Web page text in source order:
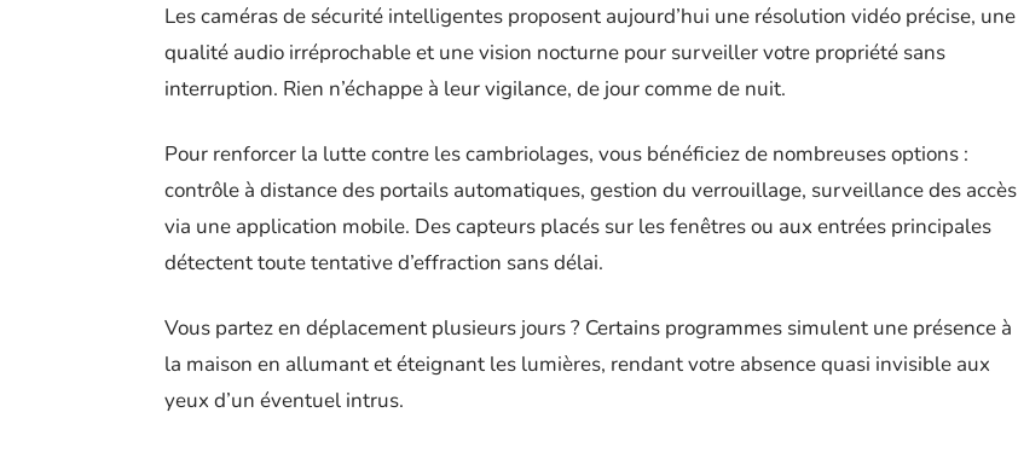
Les caméras de sécurité intelligentes proposent aujourd’hui une résolution vidéo précise, une
qualité audio irréprochable et une vision nocturne pour surveiller votre propriété sans
interruption. Rien n’échappe à leur vigilance, de jour comme de nuit.
Pour renforcer la lutte contre les cambriolages, vous bénéficiez de nombreuses options :
contrôle à distance des portails automatiques, gestion du verrouillage, surveillance des accès
via une application mobile. Des capteurs placés sur les fenêtres ou aux entrées principales
détectent toute tentative d’effraction sans délai.
Vous partez en déplacement plusieurs jours ? Certains programmes simulent une présence à
la maison en allumant et éteignant les lumières, rendant votre absence quasi invisible aux
yeux d’un éventuel intrus.